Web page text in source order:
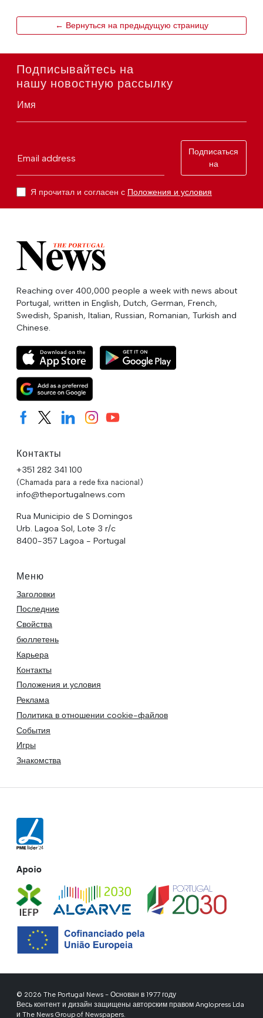
← Вернуться на предыдущую страницу
Подписывайтесь на
нашу новостную рассылку
Имя
Email address
Подписаться
на
Я прочитал и согласен с Положения и условия
Reaching over 400,000 people a week with news about
Portugal, written in English, Dutch, German, French,
Swedish, Spanish, Italian, Russian, Romanian, Turkish and
Chinese.
Контакты
+351 282 341 100
(Chamada para a rede fixa nacional)
info@theportugalnews.com
Rua Municipio de S Domingos
Urb. Lagoa Sol, Lote 3 r/c
8400-357 Lagoa - Portugal
Меню
Заголовки
Последние
Свойства
бюллетень
Карьера
Контакты
Положения и условия
Реклама
Политика в отношении cookie-файлов
События
Игры
Знакомства
Apoio
© 2026 The Portugal News - Основан в 1977 году
Весь контент и дизайн защищены авторским правом Anglopress Lda
и The News Group of Newspapers.